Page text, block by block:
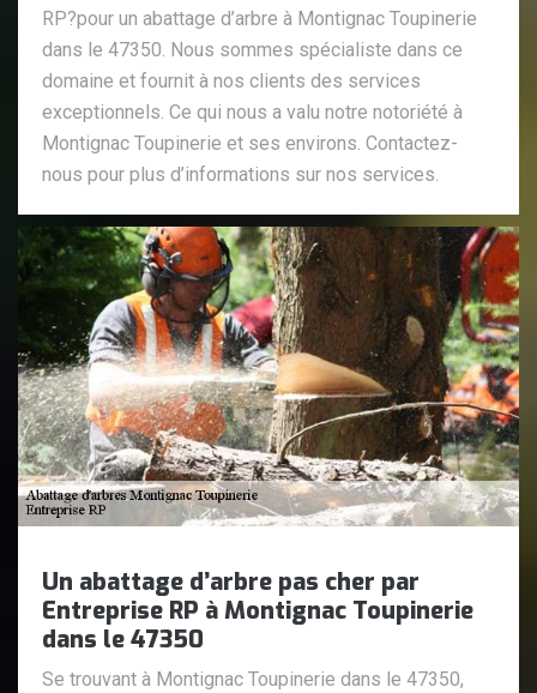
RP?pour un abattage d’arbre à Montignac Toupinerie
dans le 47350. Nous sommes spécialiste dans ce
domaine et fournit à nos clients des services
exceptionnels. Ce qui nous a valu notre notoriété à
Montignac Toupinerie et ses environs. Contactez-
nous pour plus d’informations sur nos services.
Un abattage d’arbre pas cher par
Entreprise RP à Montignac Toupinerie
dans le 47350
Se trouvant à Montignac Toupinerie dans le 47350,